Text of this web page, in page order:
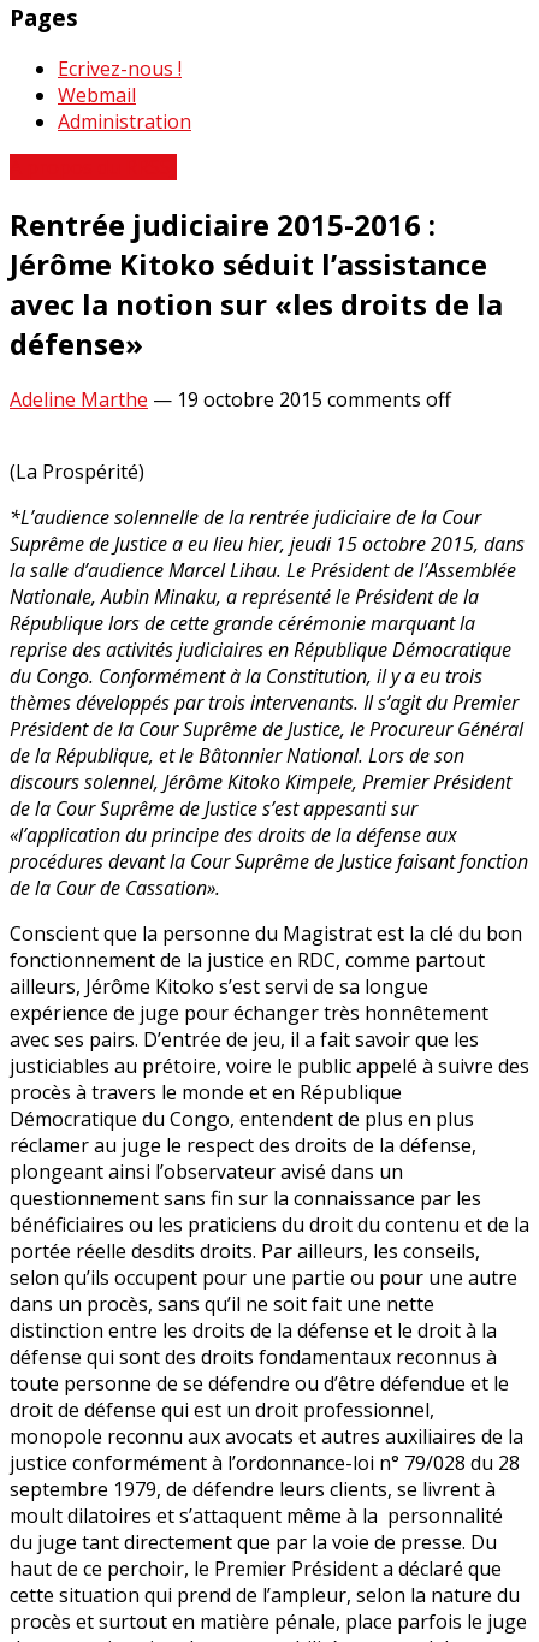
Pages
Ecrivez-nous !
Webmail
Administration
Rentrée judiciaire 2015-2016 :
Jérôme Kitoko séduit l’assistance
avec la notion sur «les droits de la
défense»
Adeline Marthe — 19 octobre 2015 comments off
(La Prospérité)
*L’audience solennelle de la rentrée judiciaire de la Cour
Suprême de Justice a eu lieu hier, jeudi 15 octobre 2015, dans
la salle d’audience Marcel Lihau. Le Président de l’Assemblée
Nationale, Aubin Minaku, a représenté le Président de la
République lors de cette grande cérémonie marquant la
reprise des activités judiciaires en République Démocratique
du Congo. Conformément à la Constitution, il y a eu trois
thèmes développés par trois intervenants. Il s’agit du Premier
Président de la Cour Suprême de Justice, le Procureur Général
de la République, et le Bâtonnier National. Lors de son
discours solennel, Jérôme Kitoko Kimpele, Premier Président
de la Cour Suprême de Justice s’est appesanti sur
«l’application du principe des droits de la défense aux
procédures devant la Cour Suprême de Justice faisant fonction
de la Cour de Cassation».
Conscient que la personne du Magistrat est la clé du bon
fonctionnement de la justice en RDC, comme partout
ailleurs, Jérôme Kitoko s’est servi de sa longue
expérience de juge pour échanger très honnêtement
avec ses pairs. D’entrée de jeu, il a fait savoir que les
justiciables au prétoire, voire le public appelé à suivre des
procès à travers le monde et en République
Démocratique du Congo, entendent de plus en plus
réclamer au juge le respect des droits de la défense,
plongeant ainsi l’observateur avisé dans un
questionnement sans fin sur la connaissance par les
bénéficiaires ou les praticiens du droit du contenu et de la
portée réelle desdits droits. Par ailleurs, les conseils,
selon qu’ils occupent pour une partie ou pour une autre
dans un procès, sans qu’il ne soit fait une nette
distinction entre les droits de la défense et le droit à la
défense qui sont des droits fondamentaux reconnus à
toute personne de se défendre ou d’être défendue et le
droit de défense qui est un droit professionnel,
monopole reconnu aux avocats et autres auxiliaires de la
justice conformément à l’ordonnance-loi n° 79/028 du 28
septembre 1979, de défendre leurs clients, se livrent à
moult dilatoires et s’attaquent même à la personnalité
du juge tant directement que par la voie de presse. Du
haut de ce perchoir, le Premier Président a déclaré que
cette situation qui prend de l’ampleur, selon la nature du
procès et surtout en matière pénale, place parfois le juge